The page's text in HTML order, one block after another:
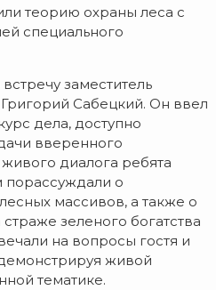
теорию охраны леса с
специального
заместитель
Сабецкий. Он ввел
дела, доступно
вверенного
диалога ребята
порассуждали о
массивов, а также о
зеленого богатства
на вопросы гостя и
живой
тематике.